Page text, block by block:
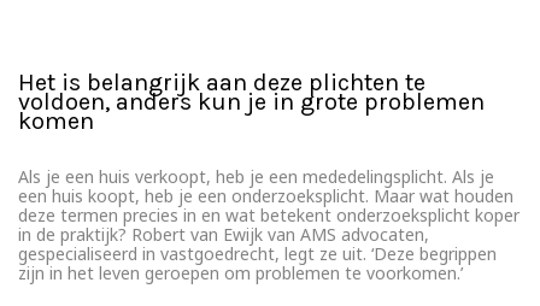
Het is belangrijk aan deze plichten te
voldoen, anders kun je in grote problemen
komen
Als je een huis verkoopt, heb je een mededelingsplicht. Als je
een huis koopt, heb je een onderzoeksplicht. Maar wat houden
deze termen precies in en wat betekent onderzoeksplicht koper
in de praktijk? Robert van Ewijk van AMS advocaten,
gespecialiseerd in vastgoedrecht, legt ze uit. ‘Deze begrippen
zijn in het leven geroepen om problemen te voorkomen.’